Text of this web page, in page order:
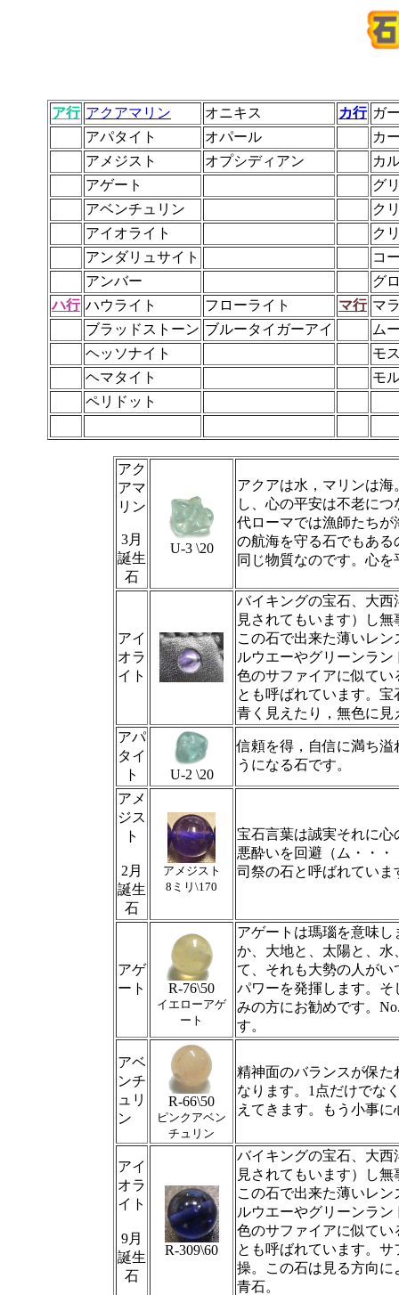
ア行 アクアマリン オニキス カ行 ガ
アパタイト
オパール
カ
アメジスト
オプシディアン
カ
アゲート
グ
アベンチュリン
ク
アイオライト
ク
アンダリュサイト
コ
アンバー
グ
ハ行 ハウライト フローライト マ行 マ
ブラッドストーン ブルータイガーアイ
ム
ヘッソナイト
モ
ヘマタイト
モ
ペリドット
アク
アマ
リン
3月
誕生
石
U-3 \20
アクアは水，マリンは
し、心の平安は不老に
代ローマでは漁師たち
の航海を守る石でもあ
同じ物質なのです。心
アイ
オラ
イト
バイキングの宝石、大
見されてもいます）し
この石で出来た薄いレ
ルウエーやグリーンラ
色のサファイアに似て
とも呼ばれています。
青く見えたり，無色に
アパ
タイ
ト
U-2 \20
信頼を得，自信に満ち
うになる石です。
アメ
ジス
ト
2月
誕生
石
アメジスト
8ミリ\170
宝石言葉は誠実それに心
悪酔いを回避（ム・・
司祭の石と呼ばれてい
アゲ
ート
R-76\50
イエローアゲ
ート
アゲートは瑪瑙を意味
か、大地と、太陽と、
て、それも大勢の人が
パワーを発揮します。
みの方にお勧めです。
す。
アベ
ンチ
ュリ
ン
R-66\50
ピンクアベン
チュリン
精神面のバランスが保
なります。1点だけでな
えてきます。もう小事
アイ
オラ
イト
9月
誕生
石
R‐309\60
バイキングの宝石、大
見されてもいます）し
この石で出来た薄いレ
ルウエーやグリーンラ
色のサファイアに似て
とも呼ばれています。
操。この石は見る方向
青石。